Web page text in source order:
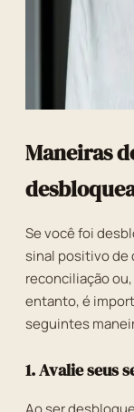
Maneiras
Se você foi
sinal positivo de
reconciliação
entanto, é
seguintes
1. Avalie seus